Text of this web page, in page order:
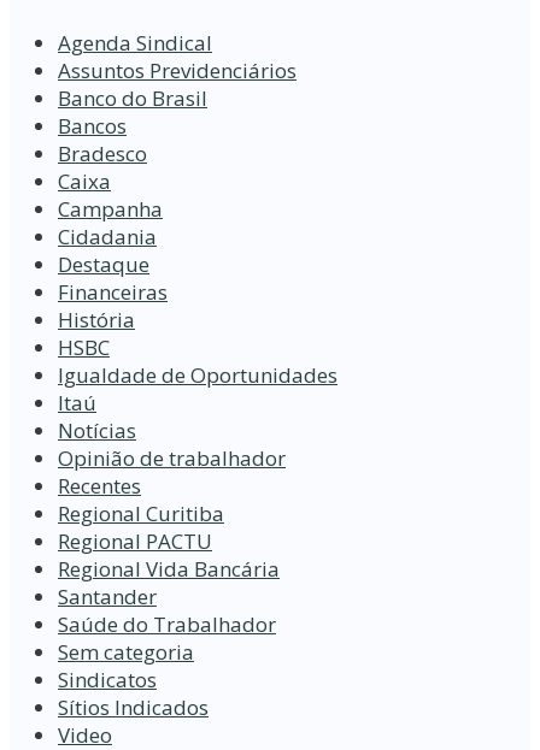
Agenda Sindical
Assuntos Previdenciários
Banco do Brasil
Bancos
Bradesco
Caixa
Campanha
Cidadania
Destaque
Financeiras
História
HSBC
Igualdade de Oportunidades
Itaú
Notícias
Opinião de trabalhador
Recentes
Regional Curitiba
Regional PACTU
Regional Vida Bancária
Santander
Saúde do Trabalhador
Sem categoria
Sindicatos
Sítios Indicados
Video